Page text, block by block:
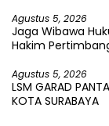
Agustus 5, 2026
Jaga Wibawa
Hakim
Agustus 5, 2026
LSM GARAD
KOTA SURABAYA